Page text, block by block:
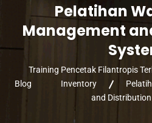
Pelatihan
Management
Training Pencetak Filantropis
Blog
Inventory
and